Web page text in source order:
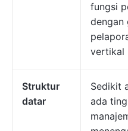
fungsi
dengan
vertikal
Struktur
datar
Sedikit
ada